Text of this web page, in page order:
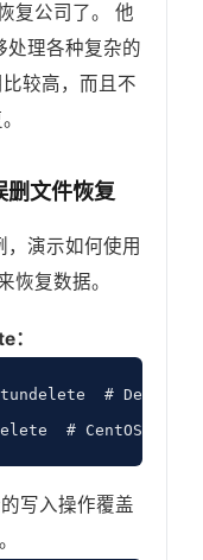
复公司了。 他
处理各种复杂的
较高，而且不
文件恢复
演示如何使用
恢复数据。
：
# Debian/
写入操作覆盖